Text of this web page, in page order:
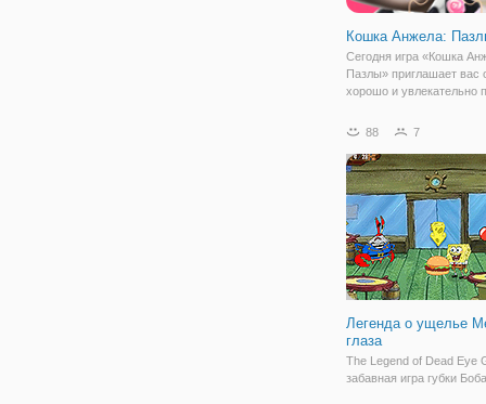
Кошка Анжела:
Сегодня игра «Кошка
Пазлы» приглашает вас
хорошо и увлекательно
вы будите развивать не
даже учится делать
красивые
88 7
Легенда о ущелье
глаза
The Legend of Dead Eye
забавная игра губки